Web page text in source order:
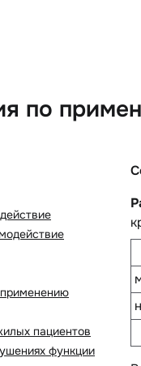
по
применению
пациентов
функции